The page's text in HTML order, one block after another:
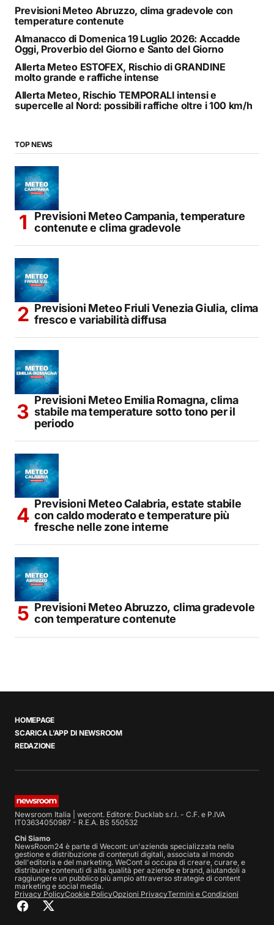
Previsioni Meteo Abruzzo, clima gradevole con
temperature contenute
Almanacco di Domenica 19 Luglio 2026: Accadde
Oggi, Proverbio del Giorno e Santo del Giorno
Allerta Meteo ESTOFEX, Rischio di GRANDINE
molto grande e raffiche intense
Allerta Meteo, Rischio TEMPORALI intensi e
supercelle al Nord: possibili raffiche oltre i 100 km/h
TOP NEWS
Previsioni Meteo Campania, temperature
contenute e clima gradevole
Previsioni Meteo Friuli Venezia Giulia, clima
fresco e variabilità diffusa
Previsioni Meteo Emilia Romagna, clima
stabile ma temperature sotto tono per il
periodo
Previsioni Meteo Calabria, estate stabile
con caldo moderato e temperature più
fresche nelle zone interne
Previsioni Meteo Abruzzo, clima gradevole
con temperature contenute
HOMEPAGE
SCARICA L’APP DI NEWSROOM
REDAZIONE
Newsroom Italia | wecont. Editore: Ducklab s.r.l. - C.F. e P.IVA
IT03634050987 - R.E.A. BS 550532
Chi Siamo
NewsRoom24 è parte di Wecont: un'azienda specializzata nella
gestione e distribuzione di contenuti digitali, associata al mondo
dell'editoria e del marketing. WeCont si occupa di creare, curare, e
distribuire contenuti di alta qualità per aziende e brand, aiutandoli a
raggiungere un pubblico più ampio attraverso strategie di content
marketing e social media.
Privacy PolicyCookie PolicyOpzioni PrivacyTermini e Condizioni